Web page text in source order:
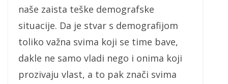
naše zaista teške demografske
situacije. Da je stvar s demografijom
toliko važna svima koji se time bave,
dakle ne samo vladi nego i onima koji
prozivaju vlast, a to pak znači svima